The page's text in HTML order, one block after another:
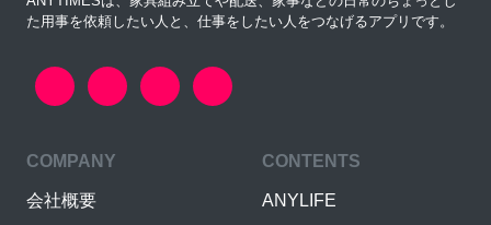
た用事を依頼したい人と、仕事をしたい人をつなげるアプリです。
COMPANY
会社概要
CONTENTS
ANYLIFE